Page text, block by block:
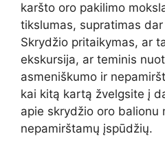
karšto oro pakilimo
tikslumas, supratimas
Skrydžio pritaikymas, ar
ekskursija, ar teminis
asmeniškumo ir
kai kitą kartą žvelgsite į
apie skrydžio oro balionu
nepamirštamų įspūdžių.